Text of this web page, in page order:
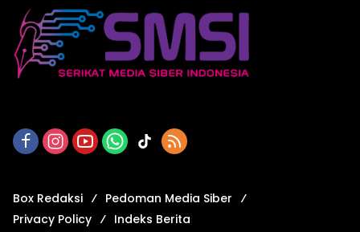
Box Redaksi
Pedoman Media Siber
Privacy Policy
Indeks Berita